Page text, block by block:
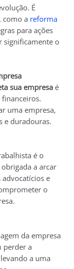
É
como a reforma
para ações
significamente o
sua empresa é
uma empresa,
e duradouras.
é o
a arcar
e
o
da empresa
perder a
a uma